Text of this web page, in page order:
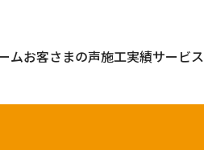
ムお客さまの声施工実績サービス